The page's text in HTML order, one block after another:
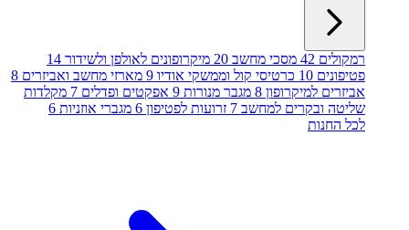
רמקולים 42 מסכי מחשב 20 מיקרופונים לאולפן ולשידור 14
פטיפונים 10 כרטיסי קול וממשקי אודיו 9 מארזי מחשב ואביזרים 8
אביזרים למיקרופון 8 מגבר מנורות 9 אפקטים ופדלים 7 מקלדות
שליטה ובקרים למחשב 7 זרועות לפטיפון 6 מגברי אוזניות 6
לכל החנות